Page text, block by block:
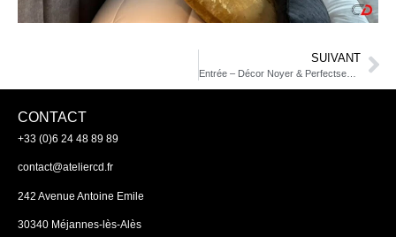
SUIVANT
Entrée – Décor Noyer & Perfectsense
CONTACT
+33 (0)6 24 48 89 89
contact@ateliercd.fr
242 Avenue Antoine Emile
30340 Méjannes-lès-Alès